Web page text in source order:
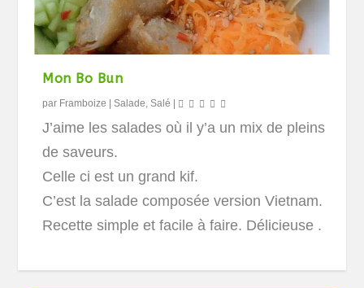
Mon Bo Bun
par Framboize |Salade,Salé
J’aime les salades où il y’a un mix de pleins
de saveurs.
Celle ci est un grand kif.
C’est la salade composée version Vietnam.
Recette simple et facile à faire. Délicieuse .